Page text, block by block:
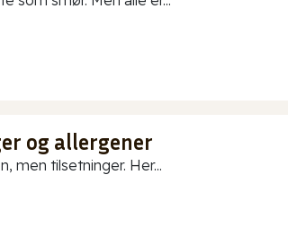
og allergener
men tilsetninger. Her...